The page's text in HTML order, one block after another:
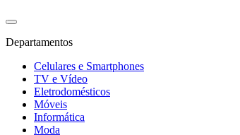
Departamentos
Celulares e Smartphones
TV e Vídeo
Eletrodomésticos
Móveis
Informática
Moda